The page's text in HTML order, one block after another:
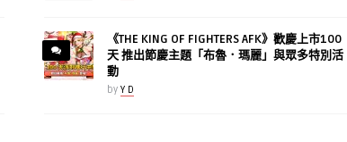
《THE KING OF FIGHTERS AFK》歡慶上市100
天 推出節慶主題「布魯．瑪麗」與眾多特別活
動
by Y D